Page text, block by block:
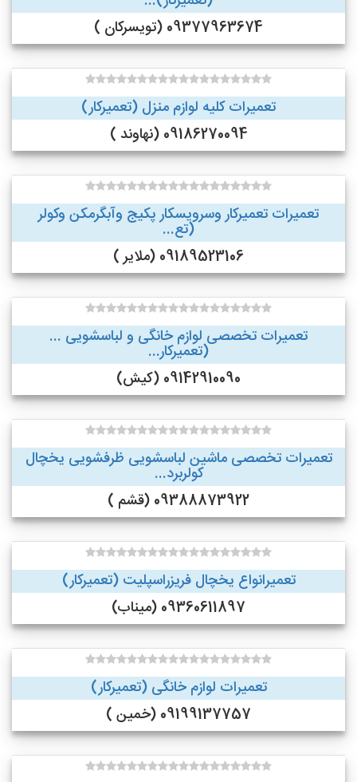
09377963674 (تویسرکان )
تعمیرات کلیه لوازم منزل (تعمیرکار)
09186270094 (نهاوند )
تعمیرات تعمیرکار وسرویسکار پکیج وآبگرمکن وکولر
(تع...
09189523106 (ملایر )
تعمیرات تخصصی لوازم خانگی و لباسشویی ...
(تعمیرکار...
09142910090 (کیش)
تعمیرات تخصصی ماشین لباسشویی ظرفشویی یخچال
کولربرد...
09388873922 (قشم )
تعمیرانواع یخچال فریزراسپلیت (تعمیرکار)
09360611897 (میناب)
تعمیرات لوازم خانگی (تعمیرکار)
09199137757 (خمین )